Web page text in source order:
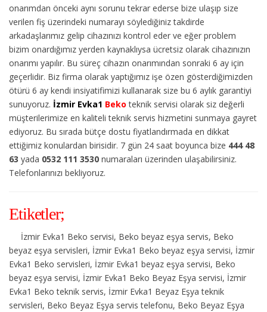
onarımdan önceki aynı sorunu tekrar ederse bize ulaşıp size
verilen fiş üzerindeki numarayı söylediğiniz takdirde
arkadaşlarımız gelip cihazınızı kontrol eder ve eğer problem
bizim onardığımız yerden kaynaklıysa ücretsiz olarak cihazınızın
onarımı yapılır. Bu süreç cihazın onarımından sonraki 6 ay için
geçerlidir. Biz firma olarak yaptığımız işe özen gösterdiğimizden
ötürü 6 ay kendi insiyatifimizi kullanarak size bu 6 aylık garantiyi
sunuyoruz. İzmir Evka1 Bekoteknik servisi olarak siz değerli
müşterilerimize en kaliteli teknik servis hizmetini sunmaya gayret
ediyoruz. Bu sırada bütçe dostu fiyatlandırmada en dikkat
ettiğimiz konulardan birisidir. 7 gün 24 saat boyunca bize 444 48
63 yada 0532 111 3530 numaraları üzerinden ulaşabilirsiniz.
Telefonlarınızı bekliyoruz.
Etiketler;
İzmir Evka1 Beko servisi, Beko beyaz eşya servis, Beko
beyaz eşya servisleri, İzmir Evka1 Beko beyaz eşya servisi, İzmir
Evka1 Beko servisleri, İzmir Evka1 beyaz eşya servisi, Beko
beyaz eşya servisi, İzmir Evka1 Beko Beyaz Eşya servisi, İzmir
Evka1 Beko teknik servis, İzmir Evka1 Beyaz Eşya teknik
servisleri, Beko Beyaz Eşya servis telefonu, Beko Beyaz Eşya